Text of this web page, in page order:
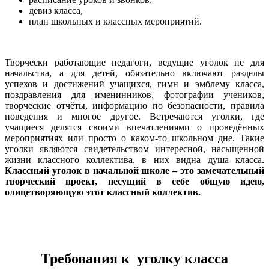
девиз класса,
план школьных и классных мероприятий.
Творчески работающие педагоги, ведущие уголок не для
начальства, а для детей, обязательно включают разделы
успехов и достижений учащихся, гимн и эмблему класса,
поздравления для именинников, фотографии учеников,
творческие отчёты, информацию по безопасности, правила
поведения и многое другое. Встречаются уголки, где
учащиеся делятся своими впечатлениями о проведённых
мероприятиях или просто о каком-то школьном дне. Такие
уголки являются свидетельством интересной, насыщенной
жизни классного коллектива, в них видна душа класса.
Классный уголок в начальной школе – это замечательный
творческий проект, несущий в себе общую идею,
олицетворяющую этот классный коллектив.
Требования к уголку класса